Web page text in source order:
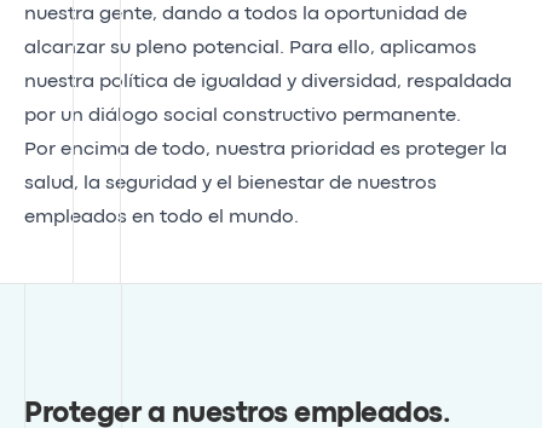
nuestra gente, dando a todos la oportunidad de
alcanzar su pleno potencial. Para ello, aplicamos
nuestra política de igualdad y diversidad, respaldada
por un diálogo social constructivo permanente.
Por encima de todo, nuestra prioridad es proteger la
salud, la seguridad y el bienestar de nuestros
empleados en todo el mundo.
Proteger a nuestros empleados.